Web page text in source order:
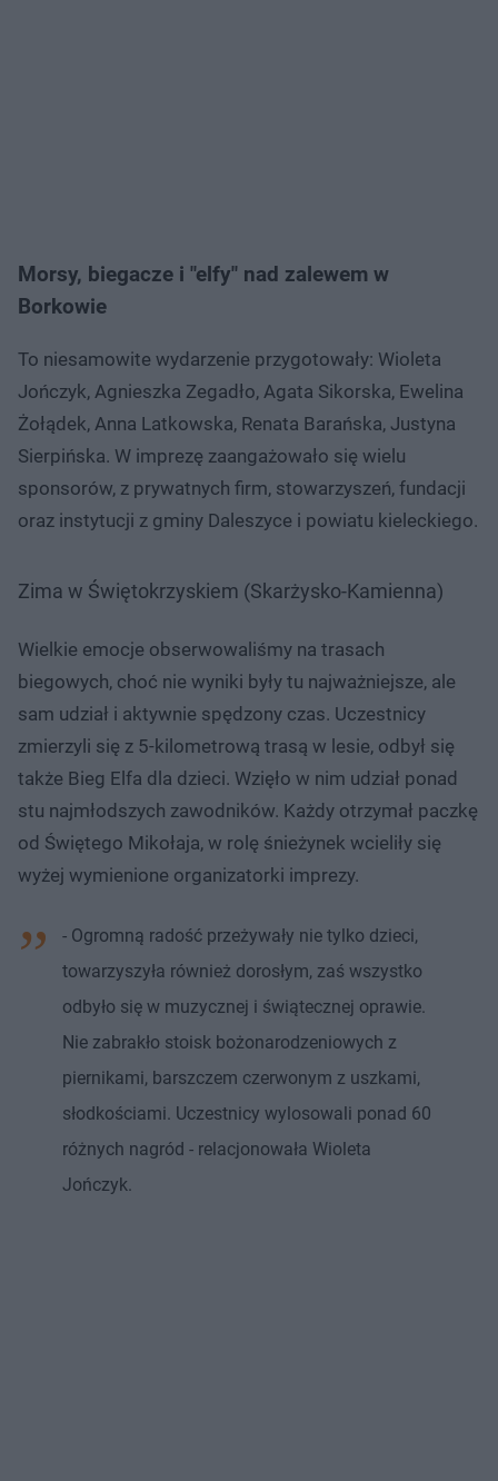
Morsy, biegacze i "elfy" nad zalewem w
Borkowie
To niesamowite wydarzenie przygotowały: Wioleta
Jończyk, Agnieszka Zegadło, Agata Sikorska, Ewelina
Żołądek, Anna Latkowska, Renata Barańska, Justyna
Sierpińska. W imprezę zaangażowało się wielu
sponsorów, z prywatnych firm, stowarzyszeń, fundacji
oraz instytucji z gminy Daleszyce i powiatu kieleckiego.
Zima w Świętokrzyskiem (Skarżysko-Kamienna)
Wielkie emocje obserwowaliśmy na trasach
biegowych, choć nie wyniki były tu najważniejsze, ale
sam udział i aktywnie spędzony czas. Uczestnicy
zmierzyli się z 5-kilometrową trasą w lesie, odbył się
także Bieg Elfa dla dzieci. Wzięło w nim udział ponad
stu najmłodszych zawodników. Każdy otrzymał paczkę
od Świętego Mikołaja, w rolę śnieżynek wcieliły się
wyżej wymienione organizatorki imprezy.
- Ogromną radość przeżywały nie tylko dzieci,
towarzyszyła również dorosłym, zaś wszystko
odbyło się w muzycznej i świątecznej oprawie.
Nie zabrakło stoisk bożonarodzeniowych z
piernikami, barszczem czerwonym z uszkami,
słodkościami. Uczestnicy wylosowali ponad 60
różnych nagród - relacjonowała Wioleta
Jończyk.